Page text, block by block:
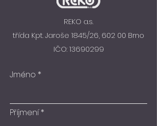
REKO a.s.
třída Kpt. Jaroše 1845/26, 602 00 Brno
IČO:13690299
Jméno
Příjmení